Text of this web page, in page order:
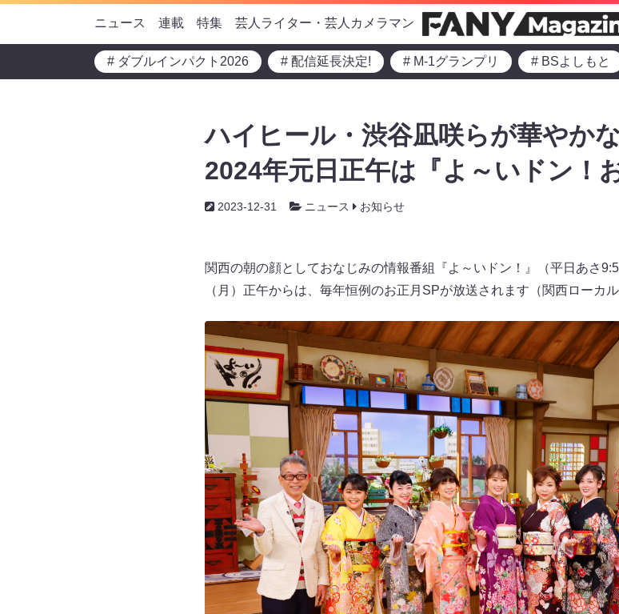
ニュース 連載 特集 芸人ライター・芸人カメラマン
# ダブルインパクト2026 # 配信延長決定! # M-1グランプリ # BSよしもと
ハイヒール・渋谷凪咲らが華やか
2024年元日正午は『よ～いドン！
2023-12-31 ニュース お知らせ
関西の朝の顔としておなじみの情報番組『よ～いドン！』（平日あさ
（月）正午からは、毎年恒例のお正月SPが放送されます（関西ローカル